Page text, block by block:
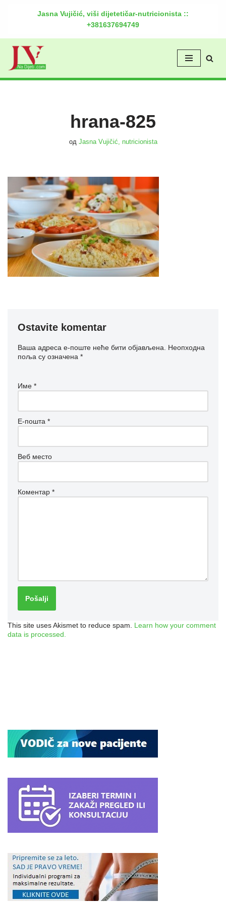
Jasna Vujičić, viši dijetetičar-nutricionista ::
+381637694749
hrana-825
од Jasna Vujičić, nutricionista
Ostavite komentar
Ваша адреса е-поште неће бити објављена. Неопходна
поља су означена *
Име *
Е-пошта *
Веб место
Коментар *
This site uses Akismet to reduce spam. Learn how your comment
data is processed.